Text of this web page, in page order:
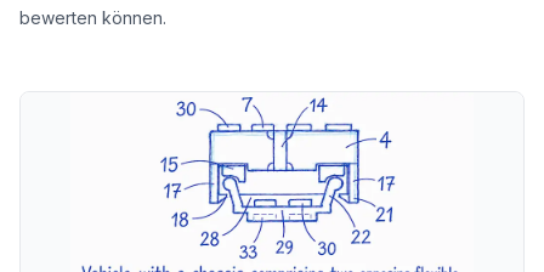
bewerten können.